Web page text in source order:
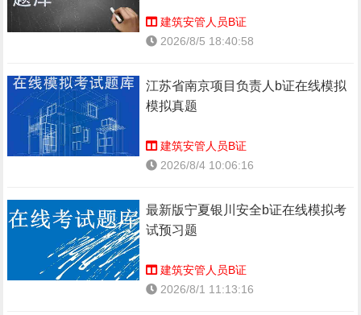
建筑安管人员B证
2026/8/5 18:40:58
江苏省南京项目负责人b证在线模拟
模拟真题
建筑安管人员B证
2026/8/4 10:06:16
最新版宁夏银川安全b证在线模拟考
试预习题
建筑安管人员B证
2026/8/1 11:13:16